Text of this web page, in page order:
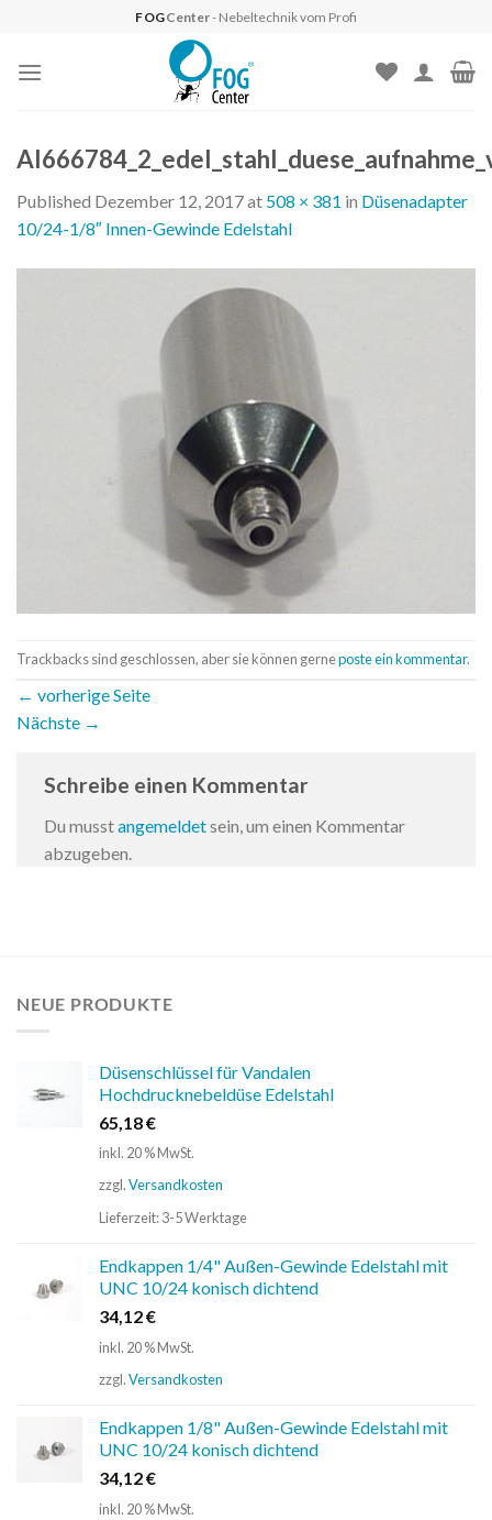
content
FOGCenter- Nebeltechnik vom Profi
Published Dezember 12, 2017at 508 × 381 in Düsenadapter
10/24-1/8″ Innen-Gewinde Edelstahl
Trackbacks sind geschlossen, aber sie können gerneposte ein kommentar.
← vorherige Seite
Nächste →
Schreibe einen Kommentar
Du musstangemeldetsein, um einen Kommentar
abzugeben.
NEUE PRODUKTE
Düsenschlüssel für Vandalen
Hochdrucknebeldüse Edelstahl
65,18€
inkl. 20 % MwSt.
zzgl.Versandkosten
Lieferzeit:3-5 Werktage
Endkappen 1/4" Außen-Gewinde Edelstahl mit
UNC 10/24 konisch dichtend
34,12€
inkl. 20 % MwSt.
zzgl.Versandkosten
Endkappen 1/8" Außen-Gewinde Edelstahl mit
UNC 10/24 konisch dichtend
34,12€
inkl. 20 % MwSt.